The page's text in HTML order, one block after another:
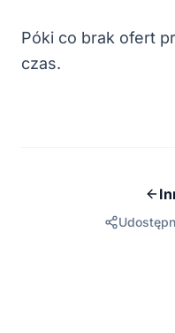
Póki co brak ofert
czas.